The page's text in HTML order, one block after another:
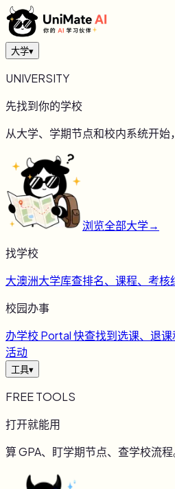
大学▾
UNIVERSITY
先找到你的学校
从大学、学期节点和校内系统开始
浏览全部大学→
找学校
大澳洲大学库查排名、课程、考核
校园办事
办学校 Portal 快查找到选课、退
活动
工具▾
FREE TOOLS
打开就能用
算 GPA、盯学期节点、查学校流